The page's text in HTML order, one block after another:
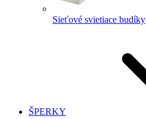
Sieťové svietiace budíky
ŠPERKY